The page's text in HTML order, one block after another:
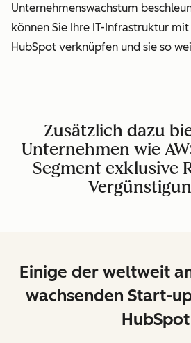
Unternehmenswachstum
können Sie Ihre IT-Infrastruktur
HubSpot verknüpfen und sie so
Zusätzlich dazu
Unternehmen wie
Segment exklusive
Einige der weltweit
wachsenden Start-
HubSpot